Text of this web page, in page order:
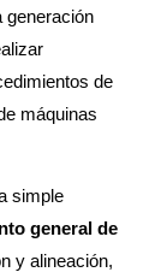
generación
de
máquinas
simple
general de
y alineación,